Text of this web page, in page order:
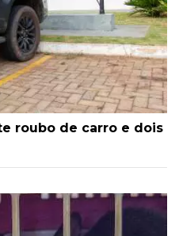
roubo de carro e dois